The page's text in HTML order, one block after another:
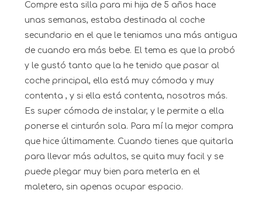
Compre esta silla para mi hija de 5 años hace
unas semanas, estaba destinada al coche
secundario en el que le teniamos una más antigua
de cuando era más bebe. El tema es que la probó
y le gustó tanto que la he tenido que pasar al
coche principal, ella está muy cómoda y muy
contenta , y si ella está contenta, nosotros más.
Es super cómoda de instalar, y le permite a ella
ponerse el cinturón sola. Para mí la mejor compra
que hice últimamente. Cuando tienes que quitarla
para llevar más adultos, se quita muy facil y se
puede plegar muy bien para meterla en el
maletero, sin apenas ocupar espacio.